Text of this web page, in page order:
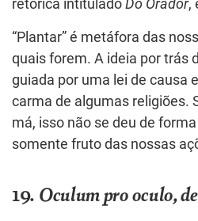
retórica intitulado Do Orador,
“Plantar” é metáfora das
quais forem. A ideia por trás
guiada por uma lei de causa
carma de algumas religiões.
má, isso não se deu de
somente fruto das nossas
19. Oculum pro oculo,